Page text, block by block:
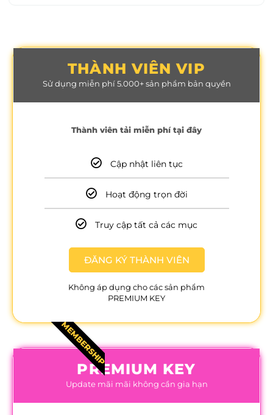
THÀNH VIÊN VIP
Sử dụng miễn phí 5.000+ sản phẩm bản quyền
Thành viên tải miễn phí tại đây
Cập nhật liên tục
Hoạt động trọn đời
Truy cập tất cả các mục
ĐĂNG KÝ THÀNH VIÊN
Không áp dụng cho các sản phẩm
PREMIUM KEY
MEMBERSHIP
PREMIUM KEY
Update mãi mãi không cần gia hạn